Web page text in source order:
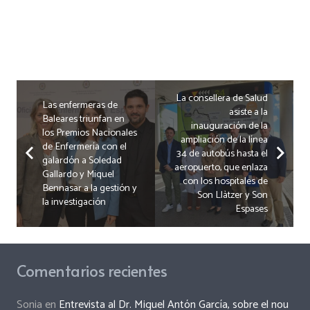
Las enfermeras de
Baleares triunfan en
los Premios Nacionales
de Enfermería con el
galardón a Soledad
Gallardo y Miquel
Bennasar a la gestión y
la investigación
La consellera de Salud
asiste a la
inauguración de la
ampliación de la línea
34 de autobús hasta el
aeropuerto, que enlaza
con los hospitales de
Son Llàtzer y Son
Espases
Comentarios recientes
Sonia en Entrevista al Dr. Miguel Antón García, sobre el nou